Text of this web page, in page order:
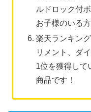
ルドロック付
お子様のいる
楽天ランキン
リメント、ダ
1位を獲得して
商品です！